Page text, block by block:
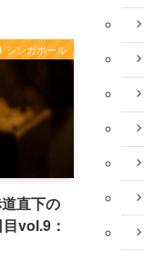
シンガポール
直下の
vol.9：